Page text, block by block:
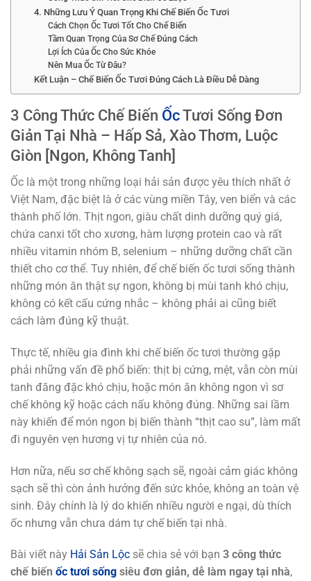
4. Những Lưu Ý Quan Trọng Khi Chế Biến Ốc Tươi
Cách Chọn Ốc Tươi Tốt Cho Chế Biến
Tầm Quan Trọng Của Sơ Chế Đúng Cách
Lợi Ích Của Ốc Cho Sức Khỏe
Nên Mua Ốc Từ Đâu?
Kết Luận – Chế Biến Ốc Tươi Đúng Cách Là Điều Dễ Dàng
3 Công Thức Chế Biến ỐcTươi Sống Đơn
Giản Tại Nhà – Hấp Sả, Xào Thơm, Luộc
Giòn [Ngon, Không Tanh]
Ốc là một trong những loại hải sản được yêu thích nhất ở
Việt Nam, đặc biệt là ở các vùng miền Tây, ven biển và các
thành phố lớn. Thịt ngon, giàu chất dinh dưỡng quý giá,
chứa canxi tốt cho xương, hàm lượng protein cao và rất
nhiều vitamin nhóm B, selenium – những dưỡng chất cần
thiết cho cơ thể. Tuy nhiên, để chế biến ốc tươi sống thành
những món ăn thật sự ngon, không bị mùi tanh khó chịu,
không có kết cấu cứng nhắc – không phải ai cũng biết
cách làm đúng kỹ thuật.
Thực tế, nhiều gia đình khi chế biến ốc tươi thường gặp
phải những vấn đề phổ biến: thịt bị cứng, mệt, vẫn còn mùi
tanh đăng đặc khó chịu, hoặc món ăn không ngon vì sơ
chế không kỹ hoặc cách nấu không đúng. Những sai lầm
này khiến để món ngon bị biến thành “thịt cao su”, làm mất
đi nguyên vẹn hương vị tự nhiên của nó.
Hơn nữa, nếu sơ chế không sạch sẽ, ngoài cảm giác không
sạch sẽ thì còn ảnh hưởng đến sức khỏe, không an toàn vệ
sinh. Đây chính là lý do khiến nhiều người e ngại, dù thích
ốc nhưng vẫn chưa dám tự chế biến tại nhà.
Bài viết này Hải Sản Lộc sẽ chia sẻ với bạn 3 công thức
chế biến ốc tươi sống siêu đơn giản, dễ làm ngay tại nhà,